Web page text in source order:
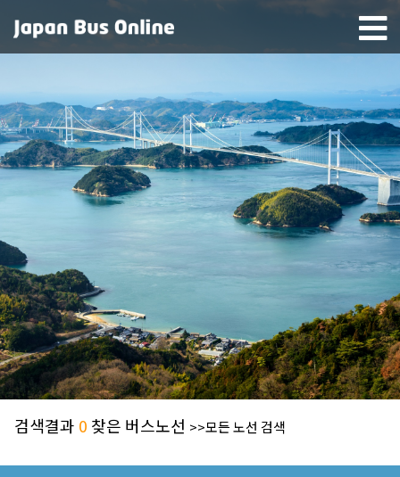
검색결과 0 찾은 버스노선 >>모든 노선 검색